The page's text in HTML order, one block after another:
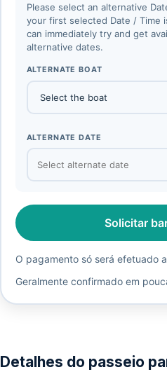
Please select an alternative
your first selected Date / Time
can immediately try and get
alternative dates.
ALTERNATE BOAT
ALTERNATE DATE
Solicitar
O pagamento só será efetuado
Geralmente confirmado em
Detalhes do passeio